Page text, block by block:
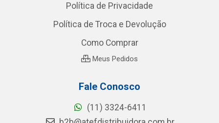
Política de Privacidade
Política de Troca e Devolução
Como Comprar
Meus Pedidos
Fale Conosco
(11) 3324-6411